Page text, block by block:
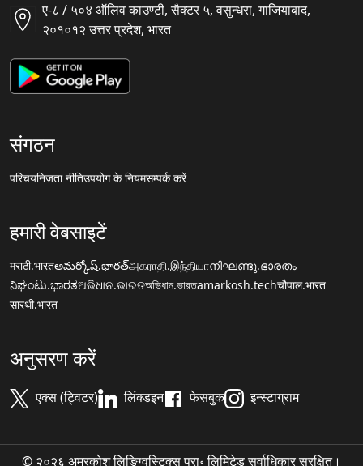
ए-८ / ५०४ ऑलिव काउण्टी, सैक्टर ५, वसुन्धरा, गाजियाबाद,
२०१०१२ उत्तर प्रदेश, भारत
संगठन
परिचयनिजता नीतिउपयोग के नियमसम्पर्क करें
हमारी वेबसाइटें
मराठी.भारतఅమర్కోష్.భారత్அகராதி.இந்தியாനിഘണ്ടു.ഭാരതം
ನಿಘಂಟು.ಭಾರತଅଭିଧାନ.ଭାରତঅভিধান.ভারতamarkosh.techचौपाल.भारत
सारथी.भारत
अनुसरण करें
एक्स (ट्विटर) लिंक्डइन फेसबुक इन्स्टाग्राम
© २०२६ अमरकोश लिङ्ग्विस्टिक्स प्रा॰ लिमिटेड सर्वाधिकार सुरक्षित।